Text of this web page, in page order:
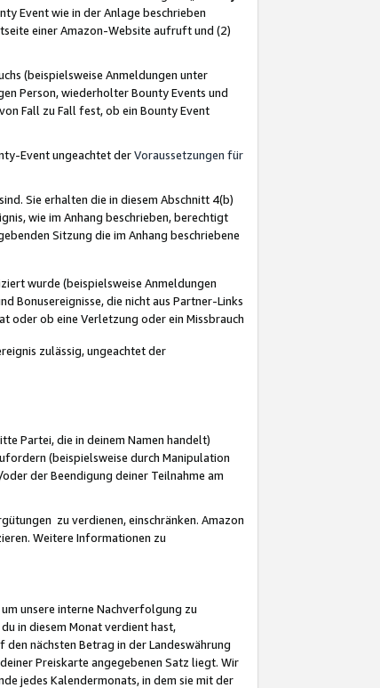
Event wie in der Anlage beschrieben
einer Amazon-Website aufruft und (2)
(beispielsweise Anmeldungen unter
Person, wiederholter Bounty Events und
Fall zu Fall fest, ob ein Bounty Event
Event ungeachtet derVoraussetzungen für
Sie erhalten die in diesem Abschnitt 4(b)
wie im Anhang beschrieben, berechtigt
Sitzung die im Anhang beschriebene
wurde (beispielsweise Anmeldungen
Bonusereignisse, die nicht aus Partner-Links
oder ob eine Verletzung oder ein Missbrauch
zulässig, ungeachtet der
Partei, die in deinem Namen handelt)
(beispielsweise durch Manipulation
der Beendigung deiner Teilnahme am
zu verdienen, einschränken. Amazon
Weitere Informationen zu
unsere interne Nachverfolgung zu
in diesem Monat verdient hast,
nächsten Betrag in der Landeswährung
Preiskarte angegebenen Satz liegt. Wir
jedes Kalendermonats, in dem sie mit der